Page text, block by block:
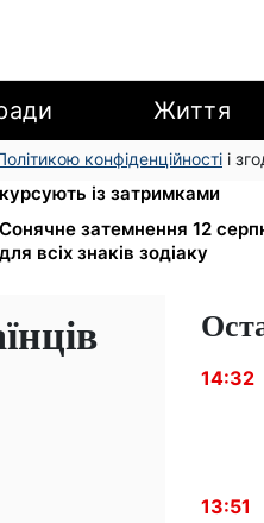
Життя
конфіденційності і
Автобус №54 у Києві
курсують із затримками
Сонячне затемнення 12
для всіх знаків зодіаку
14:32
13:51